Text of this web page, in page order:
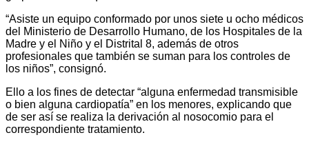
“Asiste un equipo conformado por unos siete u ocho médicos
del Ministerio de Desarrollo Humano, de los Hospitales de la
Madre y el Niño y el Distrital 8, además de otros
profesionales que también se suman para los controles de
los niños”, consignó.
Ello a los fines de detectar “alguna enfermedad transmisible
o bien alguna cardiopatía” en los menores, explicando que
de ser así se realiza la derivación al nosocomio para el
correspondiente tratamiento.